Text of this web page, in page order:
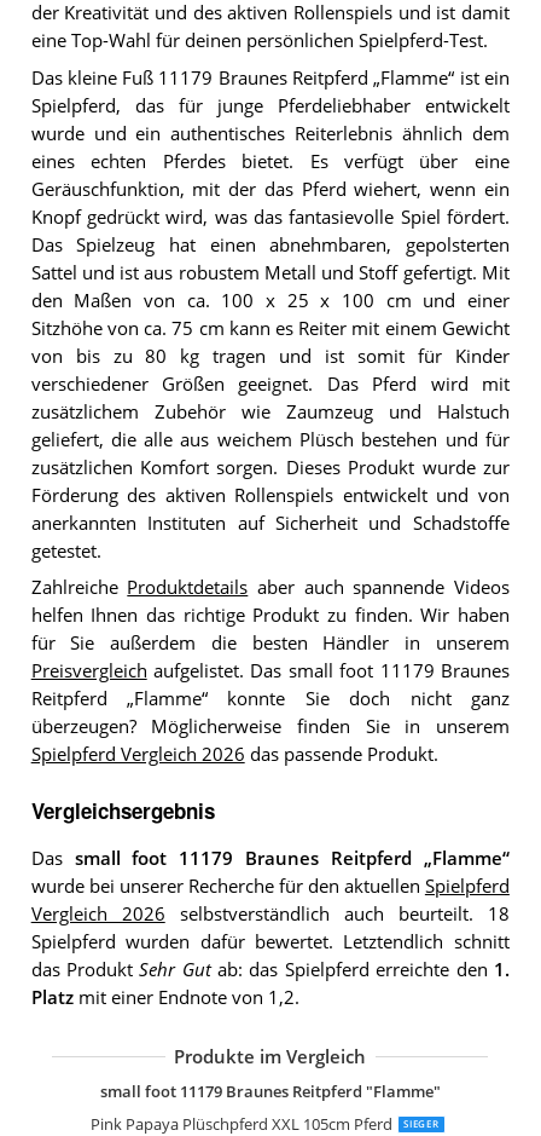
der Kreativität und des aktiven Rollenspiels und ist damit
eine Top-Wahl für deinen persönlichen Spielpferd-Test.
Das kleine Fuß 11179 Braunes Reitpferd „Flamme“ ist ein
Spielpferd, das für junge Pferdeliebhaber entwickelt
wurde und ein authentisches Reiterlebnis ähnlich dem
eines echten Pferdes bietet. Es verfügt über eine
Geräuschfunktion, mit der das Pferd wiehert, wenn ein
Knopf gedrückt wird, was das fantasievolle Spiel fördert.
Das Spielzeug hat einen abnehmbaren, gepolsterten
Sattel und ist aus robustem Metall und Stoff gefertigt. Mit
den Maßen von ca. 100 x 25 x 100 cm und einer
Sitzhöhe von ca. 75 cm kann es Reiter mit einem Gewicht
von bis zu 80 kg tragen und ist somit für Kinder
verschiedener Größen geeignet. Das Pferd wird mit
zusätzlichem Zubehör wie Zaumzeug und Halstuch
geliefert, die alle aus weichem Plüsch bestehen und für
zusätzlichen Komfort sorgen. Dieses Produkt wurde zur
Förderung des aktiven Rollenspiels entwickelt und von
anerkannten Instituten auf Sicherheit und Schadstoffe
getestet.
Zahlreiche Produktdetails aber auch spannende Videos
helfen Ihnen das richtige Produkt zu finden. Wir haben
für Sie außerdem die besten Händler in unserem
Preisvergleich aufgelistet. Das small foot 11179 Braunes
Reitpferd „Flamme“ konnte Sie doch nicht ganz
überzeugen? Möglicherweise finden Sie in unserem
Spielpferd Vergleich 2026 das passende Produkt.
Vergleichsergebnis
Das small foot 11179 Braunes Reitpferd „Flamme“
wurde bei unserer Recherche für den aktuellen Spielpferd
Vergleich 2026 selbstverständlich auch beurteilt. 18
Spielpferd wurden dafür bewertet. Letztendlich schnitt
das ProduktSehr Gutab: das Spielpferd erreichte den 1.
Platzmit einer Endnote von 1,2.
Produkte im Vergleich
small foot 11179 Braunes Reitpferd "Flamme"
Pink Papaya Plüschpferd XXL 105cm Pferd
SIEGER
Pink Papaya Giant Riesen XXL
small foot 11178 Schwarzes Reitpferd
Ponnie Reitpferd mit Rollen Misty 3-6
Pink Papaya Stehpferd zum
Happy People 58933 Rassepferd
Happy People 58932 Rassepferd Pinto
Pink Papaya XXL Plüschpferd 105cm
Sweety Toys 5048 Plüschpferd
Happy People 58038 Springpferd mit